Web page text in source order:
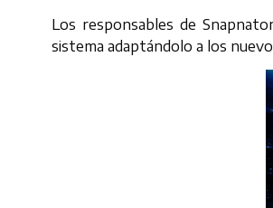
Los responsables de
sistema adaptándolo a los